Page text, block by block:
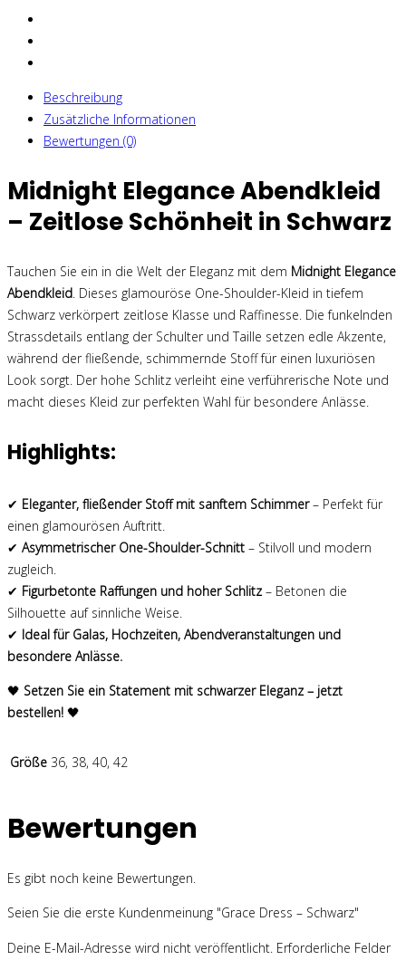
Beschreibung
Zusätzliche Informationen
Bewertungen (0)
Midnight Elegance Abendkleid
– Zeitlose Schönheit in Schwarz
Tauchen Sie ein in die Welt der Eleganz mit dem Midnight Elegance
Abendkleid. Dieses glamouröse One-Shoulder-Kleid in tiefem
Schwarz verkörpert zeitlose Klasse und Raffinesse. Die funkelnden
Strassdetails entlang der Schulter und Taille setzen edle Akzente,
während der fließende, schimmernde Stoff für einen luxuriösen
Look sorgt. Der hohe Schlitz verleiht eine verführerische Note und
macht dieses Kleid zur perfekten Wahl für besondere Anlässe.
Highlights:
✔ Eleganter, fließender Stoff mit sanftem Schimmer– Perfekt für
einen glamourösen Auftritt.
✔ Asymmetrischer One-Shoulder-Schnitt – Stilvoll und modern
zugleich.
✔ Figurbetonte Raffungen und hoher Schlitz – Betonen die
Silhouette auf sinnliche Weise.
✔ Ideal für Galas, Hochzeiten, Abendveranstaltungen und
besondere Anlässe.
🖤 Setzen Sie ein Statement mit schwarzer Eleganz – jetzt
bestellen! 🖤
Größe 36, 38, 40, 42
Bewertungen
Es gibt noch keine Bewertungen.
Seien Sie die erste Kundenmeinung "Grace Dress – Schwarz"
Deine E-Mail-Adresse wird nicht veröffentlicht. Erforderliche Felder